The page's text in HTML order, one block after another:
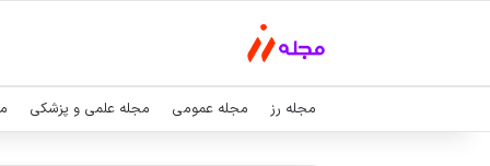
مجله رز مجله عمومی مجله علمی و پزشکی